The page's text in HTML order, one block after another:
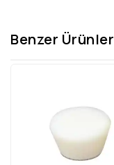
Benzer Ürünler